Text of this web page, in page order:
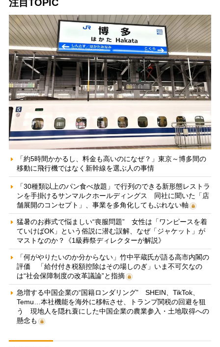
注目TOPIC
「約5時間かかるし、料金も高いのになぜ？」東京～博多間の
移動に飛行機ではなく新幹線を選ぶ人の事情
「30種類以上のパン食べ放題」で行列のできる新形態レストラ
ンを手掛けるサンマルクホールディングス 同社に聞いた「店
舗展開のコンセプト」、事業を多角化してもぶれない軸
猛暑のお葬式で悩ましい“喪服問題” 女性は「ワンピースを着
ていけばOK」という俗説に潜む誤解、なぜ「ジャケット」が
マストなのか？《1級葬祭ディレクターが解説》
「何がやりたいのか分からない」竹中平蔵氏が語る高市内閣の
評価 「給付付き税額控除はその場しのぎ」いま不可欠なの
は“社会保障制度の改革議論”と指摘
急増する中国企業の“国籍ロンダリング” SHEIN、TikTok、
Temu…本社機能を海外に移転させ、トランプ関税の回避を狙
う 現地人を隠れ蓑にした中国企業の農業参入・土地取得への
懸念も